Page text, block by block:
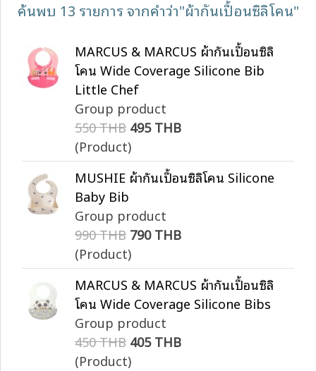
ค้นพบ 13 รายการ จากคำว่า"ผ้ากันเปื้อนซิลิโคน"
MARCUS & MARCUS ผ้ากันเปื้อนซิลิ
โคน Wide Coverage Silicone Bib
Little Chef
Group product
550 THB 495 THB
(Product)
MUSHIE ผ้ากันเปื้อนซิลิโคน Silicone
Baby Bib
Group product
990 THB 790 THB
(Product)
MARCUS & MARCUS ผ้ากันเปื้อนซิลิ
โคน Wide Coverage Silicone Bibs
Group product
450 THB 405 THB
(Product)